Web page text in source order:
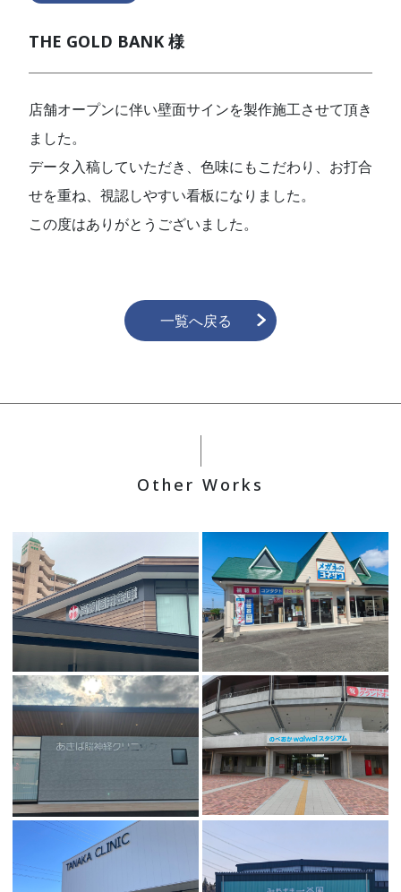
THE GOLD BANK 様
店舗オープンに伴い壁面サインを製作施工させて頂き
ました。
データ入稿していただき、色味にもこだわり、お打合
せを重ね、視認しやすい看板になりました。
この度はありがとうございました。
一覧へ戻る
Other Works